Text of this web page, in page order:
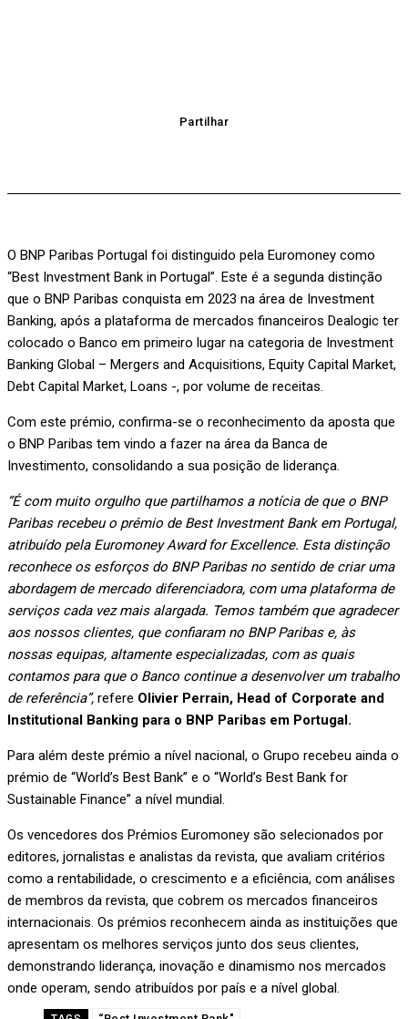
Partilhar
O BNP Paribas Portugal foi distinguido pela Euromoney como
“Best Investment Bank in Portugal”. Este é a segunda distinção
que o BNP Paribas conquista em 2023 na área de Investment
Banking, após a plataforma de mercados financeiros Dealogic ter
colocado o Banco em primeiro lugar na categoria de Investment
Banking Global – Mergers and Acquisitions, Equity Capital Market,
Debt Capital Market, Loans -, por volume de receitas.
Com este prémio, confirma-se o reconhecimento da aposta que
o BNP Paribas tem vindo a fazer na área da Banca de
Investimento, consolidando a sua posição de liderança.
“É com muito orgulho que partilhamos a notícia de que o BNP
Paribas recebeu o prémio de Best Investment Bank em Portugal,
atribuído pela Euromoney Award for Excellence. Esta distinção
reconhece os esforços do BNP Paribas no sentido de criar uma
abordagem de mercado diferenciadora, com uma plataforma de
serviços cada vez mais alargada. Temos também que agradecer
aos nossos clientes, que confiaram no BNP Paribas e, às
nossas equipas, altamente especializadas, com as quais
contamos para que o Banco continue a desenvolver um trabalho
de referência”, refere Olivier Perrain, Head of Corporate and
Institutional Banking para o BNP Paribas em Portugal.
Para além deste prémio a nível nacional, o Grupo recebeu ainda o
prémio de “World’s Best Bank” e o “World’s Best Bank for
Sustainable Finance” a nível mundial.
Os vencedores dos Prémios Euromoney são selecionados por
editores, jornalistas e analistas da revista, que avaliam critérios
como a rentabilidade, o crescimento e a eficiência, com análises
de membros da revista, que cobrem os mercados financeiros
internacionais. Os prémios reconhecem ainda as instituições que
apresentam os melhores serviços junto dos seus clientes,
demonstrando liderança, inovação e dinamismo nos mercados
onde operam, sendo atribuídos por país e a nível global.